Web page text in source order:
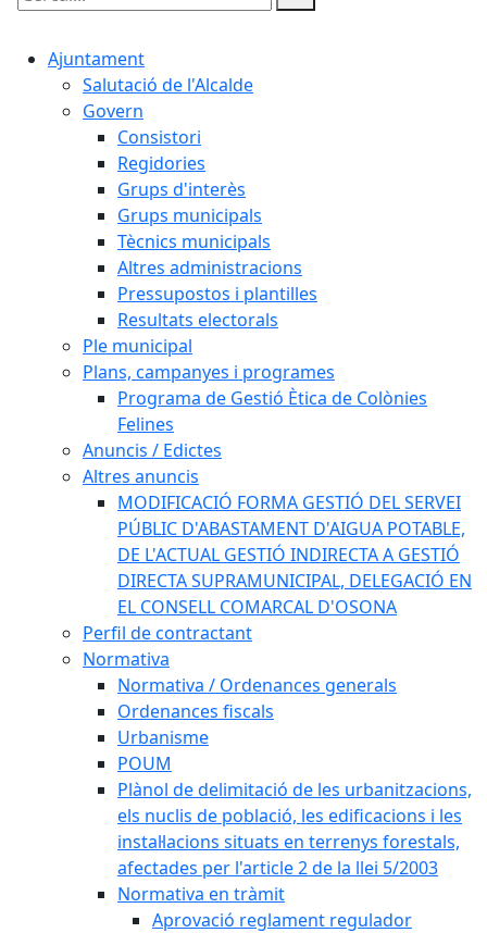
Cercar:
Ajuntament
Salutació de l'Alcalde
Govern
Consistori
Regidories
Grups d'interès
Grups municipals
Tècnics municipals
Altres administracions
Pressupostos i plantilles
Resultats electorals
Ple municipal
Plans, campanyes i programes
Programa de Gestió Ètica de Colònies
Felines
Anuncis / Edictes
Altres anuncis
MODIFICACIÓ FORMA GESTIÓ DEL SERVEI
PÚBLIC D'ABASTAMENT D'AIGUA POTABLE,
DE L'ACTUAL GESTIÓ INDIRECTA A GESTIÓ
DIRECTA SUPRAMUNICIPAL, DELEGACIÓ EN
EL CONSELL COMARCAL D'OSONA
Perfil de contractant
Normativa
Normativa / Ordenances generals
Ordenances fiscals
Urbanisme
POUM
Plànol de delimitació de les urbanitzacions,
els nuclis de població, les edificacions i les
instal·lacions situats en terrenys forestals,
afectades per l'article 2 de la llei 5/2003
Normativa en tràmit
Aprovació reglament regulador